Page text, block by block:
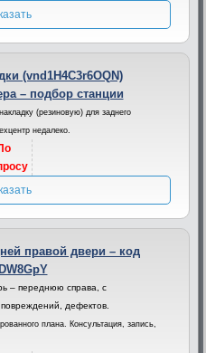
(vnd1H4C3r6OQN)
– подбор станции
(резиновую) для заднего
недалеко.
правой двери – код
– переднюю справа, с
дефектов.
плана. Консультация, запись,